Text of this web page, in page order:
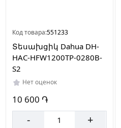
Код товара:551233
Տեսախցիկ Dahua DH-
HAC-HFW1200TP-0280B-
S2
Нет оценок
10 600 ֏
- +